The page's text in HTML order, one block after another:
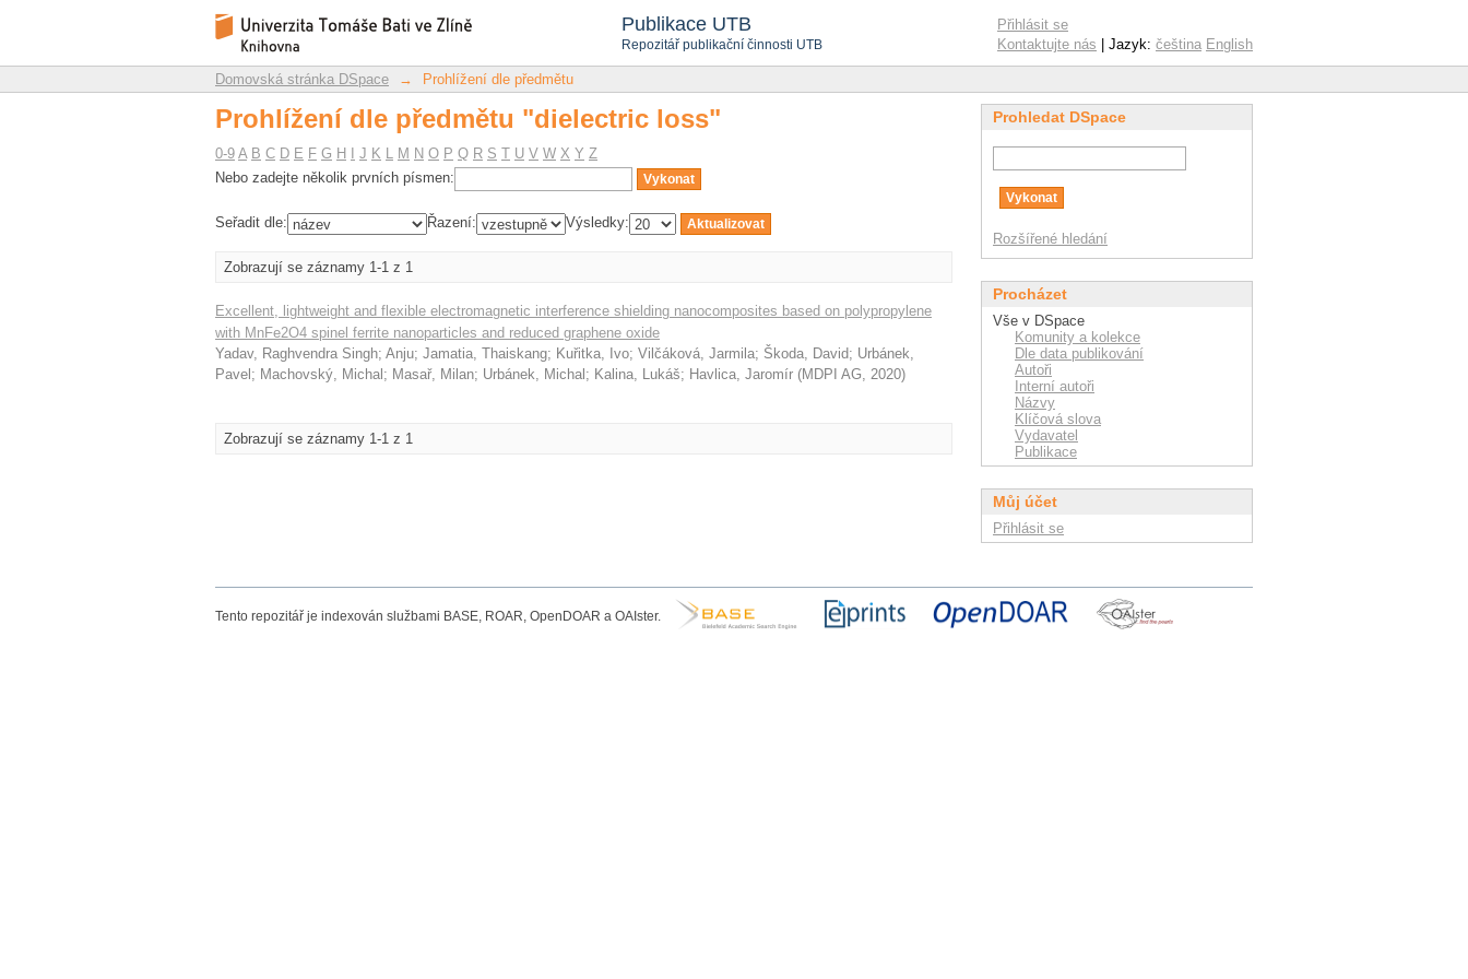
Publikace UTB
Repozitář publikační činnosti UTB
Prohlížení dle předmětu "dielectric loss"
Repozitář DSpace/Manakin
Přihlásit se
Kontaktujte nás | Jazyk: čeština English
Domovská stránka DSpace → Prohlížení dle předmětu
Prohlížení dle předmětu "dielectric loss"
0-9 A B C D E F G H J K L M N O P Q R S T U V W X Y Z
Nebo zadejte několik prvních písmen:
Seřadit dle: Řazení: Výsledky:
Zobrazují se záznamy 1-1 z 1
Excellent, lightweight and flexible electromagnetic interference shielding nanocomposites based on polypropylene
with MnFe2O4 spinel ferrite nanoparticles and reduced graphene oxide
Yadav, Raghvendra Singh; Anju; Jamatia, Thaiskang; Kuřitka, Ivo; Vilčáková, Jarmila; Škoda, David; Urbánek,
Pavel ; Machovský, Michal ; Masař, Milan; Urbánek, Michal ; Kalina, Lukáš; Havlica, Jaromír (MDPI AG, 2020)
Zobrazují se záznamy 1-1 z 1
Prohledat DSpace
Rozšířené hledání
Procházet
Vše v DSpace
Komunity a kolekce
Dle data publikování
Autoři
Interní autoři
Názvy
Klíčová slova
Vydavatel
Publikace
Můj účet
Přihlásit se
Tento repozitář je indexován službami BASE, ROAR, OpenDOAR a OAIster.